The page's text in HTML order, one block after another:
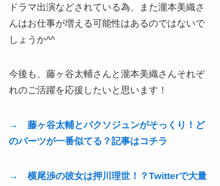
ドラマ出演などされている為、また瀧本美織さ
んはお仕事が増える可能性はあるのではないで
しょうか^^
今後も、藤ヶ谷太輔さんと瀧本美織さんそれぞ
れのご活躍を応援したいと思います！
→ 藤ヶ谷太輔とパクソジュンがそっくり！ど
のパーツが一番似てる？記事はコチラ
→ 横尾渉の彼女は押川理世！？Twitterで大量